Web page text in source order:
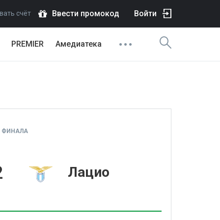
счёт Ввести промокод Войти
PREMIER Амедиатека
ФИНАЛА
Лацио